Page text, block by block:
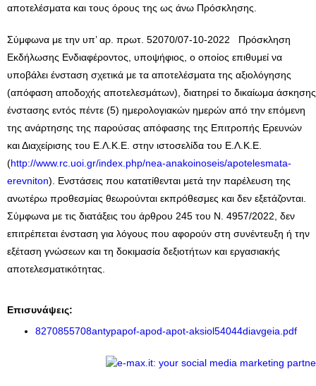
αποτελέσματα και τους όρους της ως άνω Πρόσκλησης.
Σύμφωνα με την υπ’ αρ. πρωτ. 52070/07-10-2022 Πρόσκληση
Εκδήλωσης Ενδιαφέροντος, υποψήφιος, ο οποίος επιθυμεί να
υποβάλει ένσταση σχετικά με τα αποτελέσματα της αξιολόγησης
(απόφαση αποδοχής αποτελεσμάτων), διατηρεί το δικαίωμα άσκησης
ένστασης εντός πέντε (5) ημερολογιακών ημερών από την επόμενη
της ανάρτησης της παρούσας απόφασης της Επιτροπής Ερευνών
και Διαχείρισης του Ε.Λ.Κ.Ε. στην ιστοσελίδα του Ε.Λ.Κ.Ε.
(http://www.rc.uoi.gr/index.php/nea-anakoinoseis/apotelesmata-
erevniton). Ενστάσεις που κατατίθενται μετά την παρέλευση της
ανωτέρω προθεσμίας θεωρούνται εκπρόθεσμες και δεν εξετάζονται.
Σύμφωνα με τις διατάξεις του άρθρου 245 του Ν. 4957/2022, δεν
επιτρέπεται ένσταση για λόγους που αφορούν στη συνέντευξη ή την
εξέταση γνώσεων και τη δοκιμασία δεξιοτήτων και εργασιακής
αποτελεσματικότητας.
Επισυνάψεις:
8270855708antypapof-apod-apot-aksiol54044diavgeia.pdf